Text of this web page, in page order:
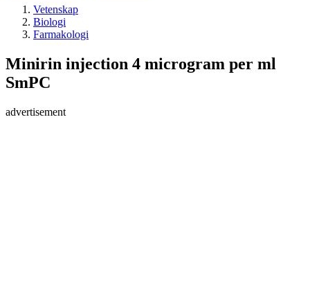
Vetenskap
Biologi
Farmakologi
Minirin injection 4 microgram per ml
SmPC
advertisement